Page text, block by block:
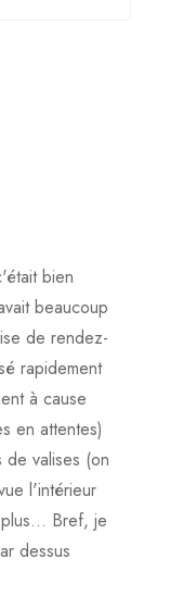
bien
beaucoup
de rendez-
rapidement
à cause
en attentes)
de valises (on
l'intérieur
Bref, je
dessus